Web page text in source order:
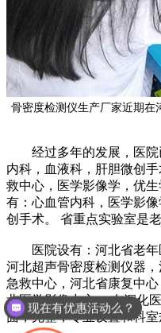
骨密度检测仪生产厂家近期在
经过多年的发展，医
内科，血液科，肝胆微创
救中心，医学影像学，优
有：心血管内科，医学影
创手术。 省重点实验室是
医院设有：河北省老
河北超声骨密度检测仪器
急救中心，河北省康复中
北医学影像中心。 在深化
面，完整，专业设置和科
现在有优惠活动么？